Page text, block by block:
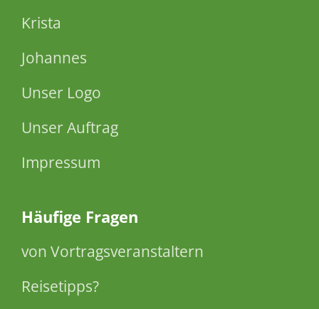
Krista
Johannes
Unser Logo
Unser Auftrag
Impressum
Häufige Fragen
von Vortragsveranstaltern
Reisetipps?